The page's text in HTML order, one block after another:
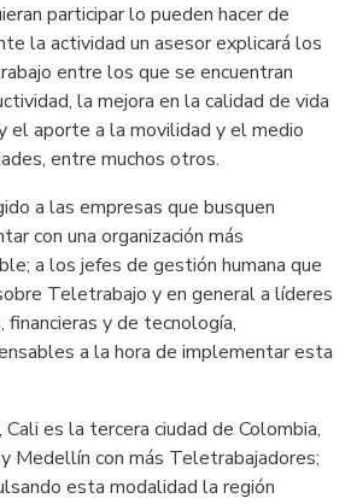
participar lo pueden hacer de
la actividad un asesor explicará los
entre los que se encuentran
la mejora en la calidad de vida
el aporte a la movilidad y el medio
entre muchos otros.
a las empresas que busquen
con una organización más
a los jefes de gestión humana que
Teletrabajo y en general a líderes
financieras y de tecnología,
a la hora de implementar esta
es la tercera ciudad de Colombia,
Medellín con más Teletrabajadores;
esta modalidad la región